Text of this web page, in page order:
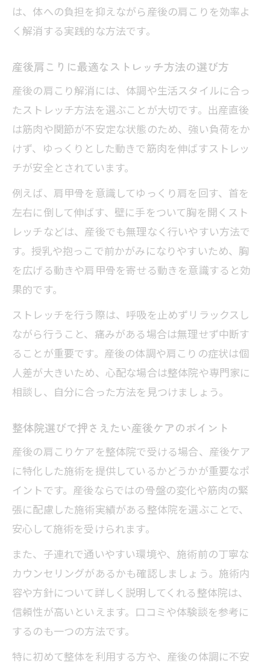
は、体への負担を抑えながら産後の肩こりを効率よ
く解消する実践的な方法です。
産後肩こりに最適なストレッチ方法の選び方
産後の肩こり解消には、体調や生活スタイルに合っ
たストレッチ方法を選ぶことが大切です。出産直後
は筋肉や関節が不安定な状態のため、強い負荷をか
けず、ゆっくりとした動きで筋肉を伸ばすストレッ
チが安全とされています。
例えば、肩甲骨を意識してゆっくり肩を回す、首を
左右に倒して伸ばす、壁に手をついて胸を開くスト
レッチなどは、産後でも無理なく行いやすい方法で
す。授乳や抱っこで前かがみになりやすいため、胸
を広げる動きや肩甲骨を寄せる動きを意識すると効
果的です。
ストレッチを行う際は、呼吸を止めずリラックスし
ながら行うこと、痛みがある場合は無理せず中断す
ることが重要です。産後の体調や肩こりの症状は個
人差が大きいため、心配な場合は整体院や専門家に
相談し、自分に合った方法を見つけましょう。
整体院選びで押さえたい産後ケアのポイント
産後の肩こりケアを整体院で受ける場合、産後ケア
に特化した施術を提供しているかどうかが重要なポ
イントです。産後ならではの骨盤の変化や筋肉の緊
張に配慮した施術実績がある整体院を選ぶことで、
安心して施術を受けられます。
また、子連れで通いやすい環境や、施術前の丁寧な
カウンセリングがあるかも確認しましょう。施術内
容や方針について詳しく説明してくれる整体院は、
信頼性が高いといえます。口コミや体験談を参考に
するのも一つの方法です。
特に初めて整体を利用する方や、産後の体調に不安